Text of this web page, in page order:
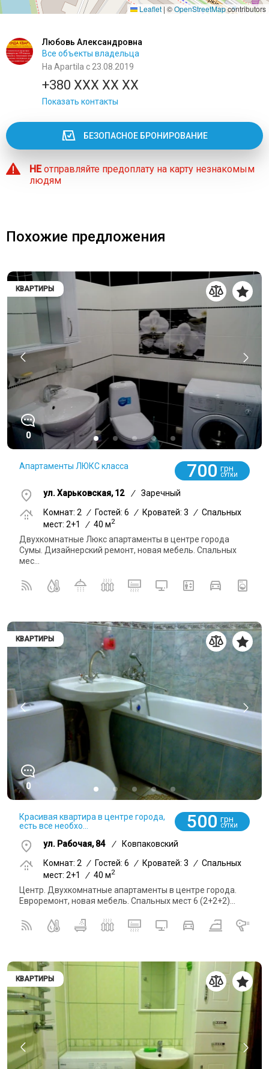
Leaflet | ©OpenStreetMapcontributors
Любовь Александровна
Все объекты владельца
На Apartila с 23.08.2019
+380 XXX XX XX
Показать контакты
БЕЗОПАСНОЕ БРОНИРОВАНИЕ
НЕотправляйте предоплату на карту незнакомым
людям
Похожие предложения
КВАРТИРЫ
0
Апартаменты ЛЮКС класса 700 грн
СУТКИ
ул. Харьковская, 12 /
Заречный
Комнат: 2 / Гостей: 6 / Кроватей: 3 / Спальных
мест: 2+1
/ 40 м2
Двухкомнатные Люкс апартаменты в центре города
Сумы. Дизайнерский ремонт, новая мебель. Спальных
мес...
КВАРТИРЫ
0
Красивая квартира в центре города,
есть все необхо...
500 грн
СУТКИ
ул. Рабочая, 84 /
Ковпаковский
Комнат: 2
/ Гостей: 6 / Кроватей: 3 / Спальных
мест: 2+1
/ 40 м2
Центр. Двухкомнатные апартаменты в центре города.
Евроремонт, новая мебель. Спальных мест 6 (2+2+2)...
КВАРТИРЫ